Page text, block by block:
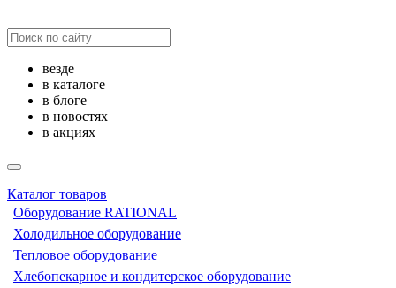
везде
в каталоге
в блоге
в новостях
в акциях
Каталог товаров
Оборудование RATIONAL
Холодильное оборудование
Тепловое оборудование
Хлебопекарное и кондитерское оборудование